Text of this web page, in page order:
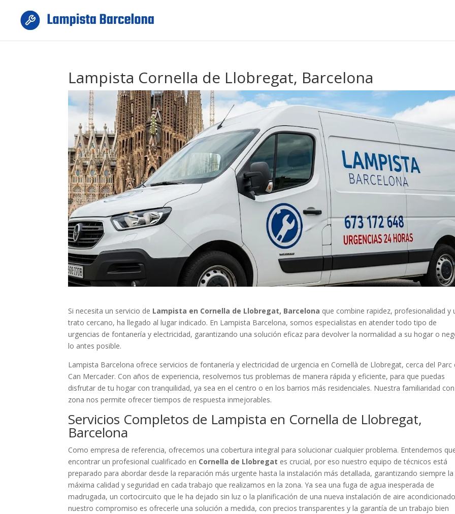
Lampista Cornella de Llobregat, Barcelona
Si necesita un servicio de Lampista en Cornella de Llobregat, Barcelona que combine rapidez, profesionalidad y
trato cercano, ha llegado al lugar indicado. En Lampista Barcelona, somos especialistas en atender todo tipo de
urgencias de fontanería y electricidad, garantizando una solución eficaz para devolver la normalidad a su hogar o
lo antes posible.
Lampista Barcelona ofrece servicios de fontanería y electricidad de urgencia en Cornellà de Llobregat, cerca del Parc
Can Mercader. Con años de experiencia, resolvemos tus problemas de manera rápida y eficiente, para que puedas
disfrutar de tu hogar con tranquilidad, ya sea en el centro o en los barrios más residenciales. Nuestra familiaridad
zona nos permite ofrecer tiempos de respuesta inmejorables.
Servicios Completos de Lampista en Cornella de Llobregat,
Barcelona
Como empresa de referencia, ofrecemos una cobertura integral para solucionar cualquier problema. Entendemos
encontrar un profesional cualificado en Cornella de Llobregat es crucial, por eso nuestro equipo de técnicos está
preparado para abordar desde la reparación más urgente hasta la instalación más detallada, garantizando siempre la
máxima calidad y seguridad en cada trabajo que realizamos en la zona. Ya sea una fuga de agua inesperada de
madrugada, un cortocircuito que le ha dejado sin luz o la planificación de una nueva instalación de aire
nuestro compromiso es ofrecerle una solución a medida, con precios transparentes y la garantía de un trabajo bien